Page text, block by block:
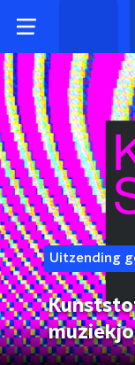
Uitzending